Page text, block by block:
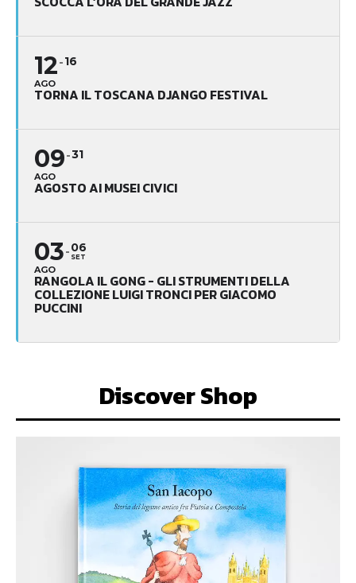
12
AGO
16
TORNA IL TOSCANA DJANGO FESTIVAL
09
AGO
31
AGOSTO AI MUSEI CIVICI
03
AGO
06
SET
RANGOLA IL GONG - GLI STRUMENTI DELLA
COLLEZIONE LUIGI TRONCI PER GIACOMO
PUCCINI
Discover Shop